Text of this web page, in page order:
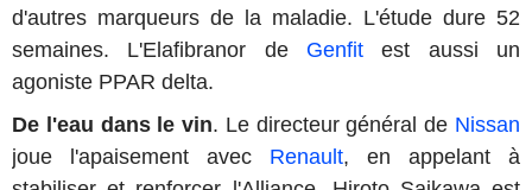
d'autres marqueurs de la maladie. L'étude dure 52
semaines. L'Elafibranor de Genfit est aussi un
agoniste PPAR delta.
De l'eau dans le vin. Le directeur général de Nissan
joue l'apaisement avec Renault, en appelant à